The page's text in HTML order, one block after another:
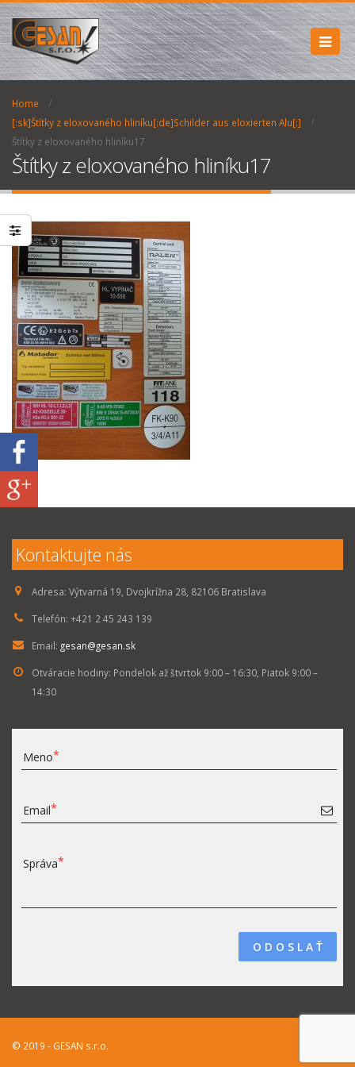
Home
[:sk]Štítky z eloxovaného hliníku[:de]Schilder aus eloxierten Alu[:]
Štítky z eloxovaného hliníku17
Štítky z eloxovaného hliníku17
Kontaktujte nás
Adresa: Výtvarná 19, Dvojkrížna 28, 82106 Bratislava
Telefón: +421 2 45 243 139
Email: gesan@gesan.sk
Otváracie hodiny: Pondelok až štvrtok 9:00 – 16:30, Piatok 9:00 –
14:30
Meno
Email
Správa
O D O S L A Ť
© 2019 - GESAN s.r.o.